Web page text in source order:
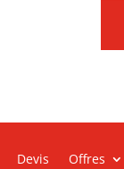
Devis Offres